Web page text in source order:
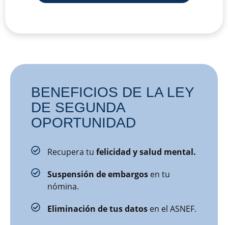
BENEFICIOS DE LA LEY
DE SEGUNDA
OPORTUNIDAD
Recupera tufelicidad y salud mental.
Suspensión de embargos en tu
nómina.
Eliminación de tus datos en el ASNEF.